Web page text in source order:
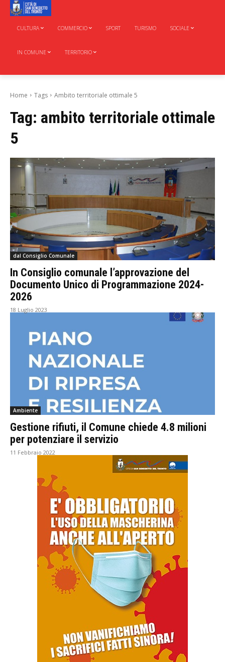
CULTURA COMMERCIO SPORT TURISMO SOCIALE
IN COMUNE TERRITORIO
Home Tags Ambito territoriale ottimale 5
Tag: ambito territoriale ottimale
5
dal Consiglio Comunale
In Consiglio comunale l’approvazione del
Documento Unico di Programmazione 2024-
2026
18 Luglio 2023
Ambiente
Gestione rifiuti, il Comune chiede 4.8 milioni
per potenziare il servizio
11 Febbraio 2022